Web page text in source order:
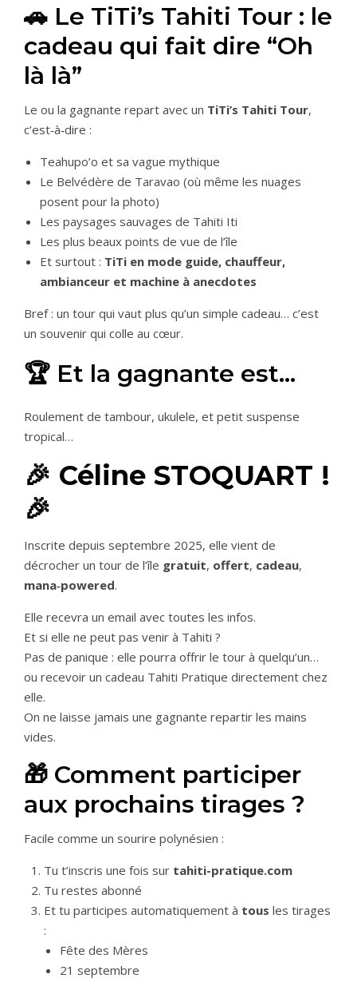
🚗 Le TiTi’s Tahiti Tour : le
cadeau qui fait dire “Oh
là là”
Le ou la gagnante repart avec un TiTi’s Tahiti Tour,
c’est‑à‑dire :
Teahupo’o et sa vague mythique
Le Belvédère de Taravao (où même les nuages
posent pour la photo)
Les paysages sauvages de Tahiti Iti
Les plus beaux points de vue de l’île
Et surtout : TiTi en mode guide, chauffeur,
ambianceur et machine à anecdotes
Bref : un tour qui vaut plus qu’un simple cadeau… c’est
un souvenir qui colle au cœur.
🏆 Et la gagnante est…
Roulement de tambour, ukulele, et petit suspense
tropical…
🎉 Céline STOQUART !
🎉
Inscrite depuis septembre 2025, elle vient de
décrocher un tour de l’île gratuit, offert, cadeau,
mana‑powered.
Elle recevra un email avec toutes les infos.
Et si elle ne peut pas venir à Tahiti ?
Pas de panique : elle pourra offrir le tour à quelqu’un…
ou recevoir un cadeau Tahiti Pratique directement chez
elle.
On ne laisse jamais une gagnante repartir les mains
vides.
🎁 Comment participer
aux prochains tirages ?
Facile comme un sourire polynésien :
Tu t’inscris une fois sur tahiti-pratique.com
Tu restes abonné
Et tu participes automatiquement à tous les tirages
:
Fête des Mères
21 septembre